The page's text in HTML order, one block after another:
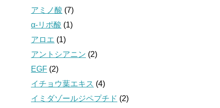
アミノ酸 (7)
α-リポ酸 (1)
アロエ (1)
アントシアニン (2)
EGF (2)
イチョウ葉エキス (4)
イミダゾールジペプチド (2)